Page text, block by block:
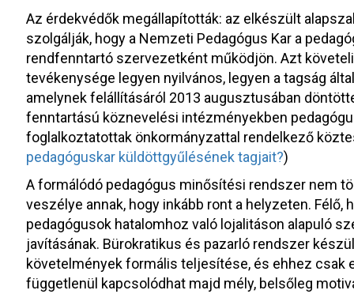
Az érdekvédők megállapították: az elkészült
szolgálják, hogy a Nemzeti Pedagógus Kar a
rendfenntartó szervezetként működjön. Azt
tevékenysége legyen nyilvános, legyen a tagság
amelynek felállításáról 2013 augusztusában
fenntartású köznevelési intézményekben
foglalkoztatottak önkormányzattal rendelkező
pedagóguskar küldöttgyűlésének tagjait?)
A formálódó pedagógus minősítési rendszer nem
veszélye annak, hogy inkább ront a helyzeten. Félő,
pedagógusok hatalomhoz való lojalitáson alapuló
javításának. Bürokratikus és pazarló rendszer
követelmények formális teljesítése, és ehhez
függetlenül kapcsolódhat majd mély, belsőleg